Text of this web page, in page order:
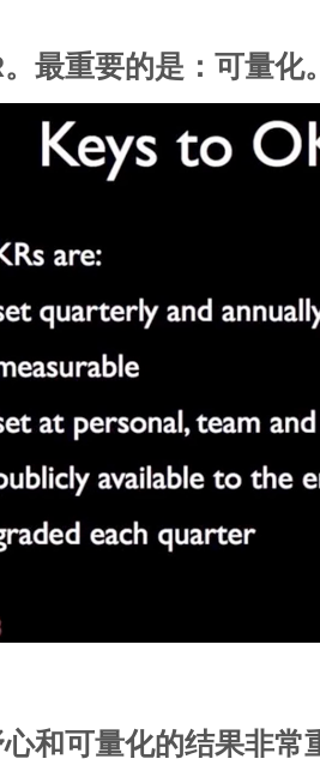
最重要的是：可量化
和可量化的结果非常